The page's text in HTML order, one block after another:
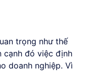
trọng như thế
cạnh đó việc định
doanh nghiệp. Vì